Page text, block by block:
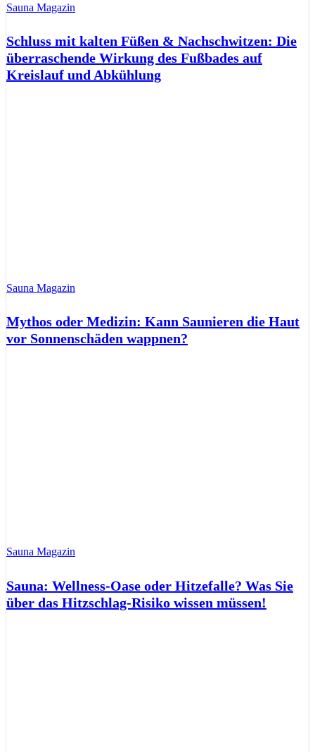
Sauna Magazin
Schluss mit kalten Füßen & Nachschwitzen: Die
überraschende Wirkung des Fußbades auf
Kreislauf und Abkühlung
Sauna Magazin
Mythos oder Medizin: Kann Saunieren die Haut
vor Sonnenschäden wappnen?
Sauna Magazin
Sauna: Wellness-Oase oder Hitzefalle? Was Sie
über das Hitzschlag-Risiko wissen müssen!